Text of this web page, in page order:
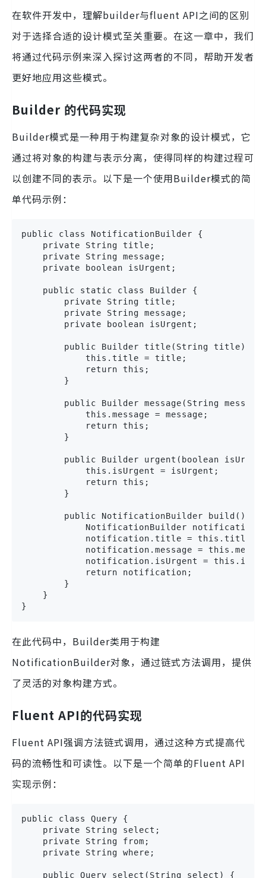
在软件开发中，理解builder与fluent API之间的区别
对于选择合适的设计模式至关重要。在这一章中，我们
将通过代码示例来深入探讨这两者的不同，帮助开发者
更好地应用这些模式。
Builder 的代码实现
Builder模式是一种用于构建复杂对象的设计模式，它
通过将对象的构建与表示分离，使得同样的构建过程可
以创建不同的表示。以下是一个使用Builder模式的简
单代码示例：
public class NotificationBuilder {
    private String title;
    private String message;
    private boolean isUrgent;
    public static class Builder {
        private String title;
        private String message;
        private boolean isUrgent;
        public Builder title(String title) {
            this.title = title;
            return this;
        }
public Builder message(String
            this.message = message;
            return this;
        }
public Builder urgent(boolean
            this.isUrgent = isUrgent;
            return this;
        }
        public NotificationBuilder build() {
NotificationBuilder notification
            notification.title = this.title;
notification.message =
notification.isUrgent =
            return notification;
        }
    }
}
在此代码中，Builder类用于构建
NotificationBuilder对象，通过链式方法调用，提供
了灵活的对象构建方式。
Fluent API的代码实现
Fluent API强调方法链式调用，通过这种方式提高代
码的流畅性和可读性。以下是一个简单的Fluent API
实现示例：
public class Query {
    private String select;
    private String from;
    private String where;
    public Query select(String select) {